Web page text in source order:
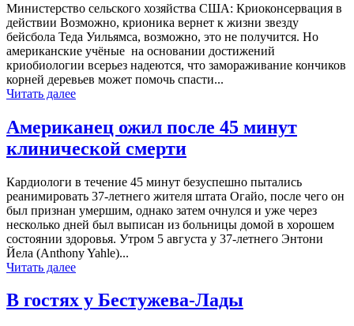
Министерство сельского хозяйства США: Криоконсервация в
действии Возможно, крионика вернет к жизни звезду
бейсбола Теда Уильямса, возможно, это не получится. Но
американские учёные на основании достижений
криобиологии всерьез надеются, что замораживание кончиков
корней деревьев может помочь спасти...
Читать далее
Американец ожил после 45 минут
клинической смерти
Кардиологи в течение 45 минут безуспешно пытались
реанимировать 37-летнего жителя штата Огайо, после чего он
был признан умершим, однако затем очнулся и уже через
несколько дней был выписан из больницы домой в хорошем
состоянии здоровья. Утром 5 августа у 37-летнего Энтони
Йела (Anthony Yahle)...
Читать далее
В гостях у Бестужева-Лады